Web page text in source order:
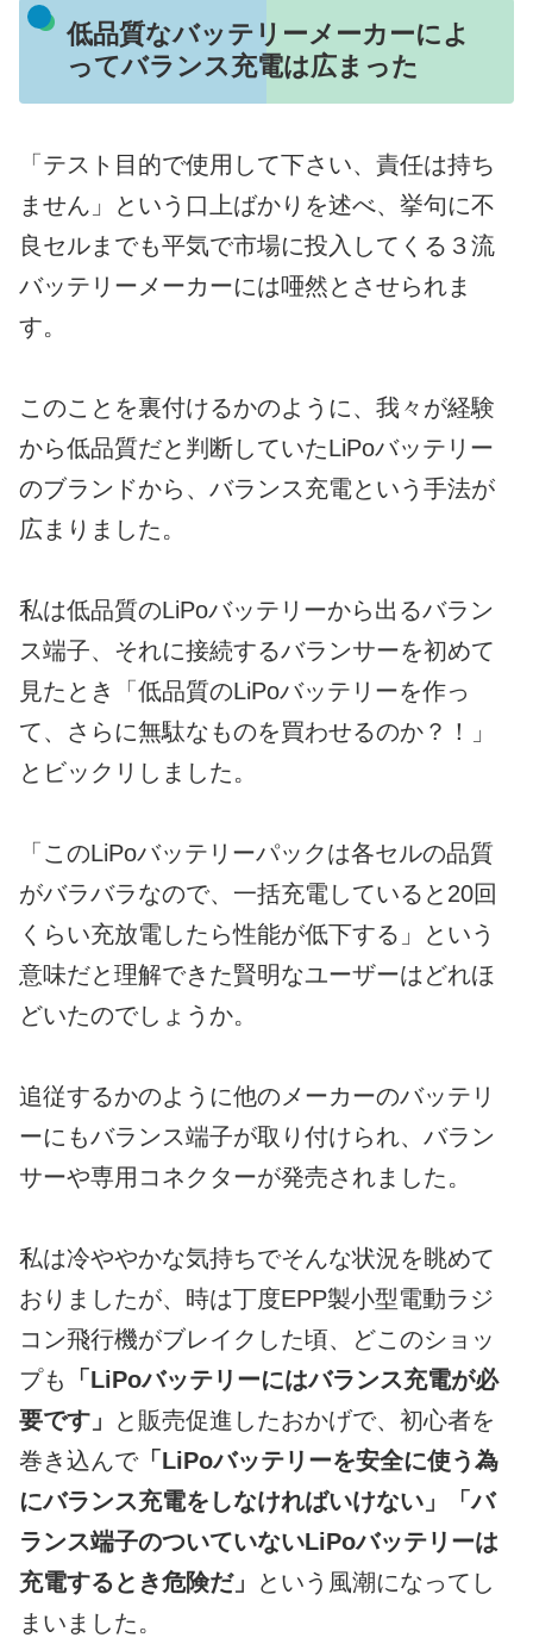
低品質なバッテリーメーカーによ
ってバランス充電は広まった
「テスト目的で使用して下さい、責任は持ち
ません」という口上ばかりを述べ、挙句に不
良セルまでも平気で市場に投入してくる３流
バッテリーメーカーには唖然とさせられま
す。
このことを裏付けるかのように、我々が経験
から低品質だと判断していたLiPoバッテリー
のブランドから、バランス充電という手法が
広まりました。
私は低品質のLiPoバッテリーから出るバラン
ス端子、それに接続するバランサーを初めて
見たとき「低品質のLiPoバッテリーを作っ
て、さらに無駄なものを買わせるのか？！」
とビックリしました。
「このLiPoバッテリーパックは各セルの品質
がバラバラなので、一括充電していると20回
くらい充放電したら性能が低下する」という
意味だと理解できた賢明なユーザーはどれほ
どいたのでしょうか。
追従するかのように他のメーカーのバッテリ
ーにもバランス端子が取り付けられ、バラン
サーや専用コネクターが発売されました。
私は冷ややかな気持ちでそんな状況を眺めて
おりましたが、時は丁度EPP製小型電動ラジ
コン飛行機がブレイクした頃、どこのショッ
プも
「LiPoバッテリーにはバランス充電が必
要です」
と販売促進したおかげで、初心者を
巻き込んで「LiPoバッテリーを安全に使う為
にバランス充電をしなければいけない」「バ
ランス端子のついていないLiPoバッテリーは
充電するとき危険だ」
という風潮になってし
まいました。